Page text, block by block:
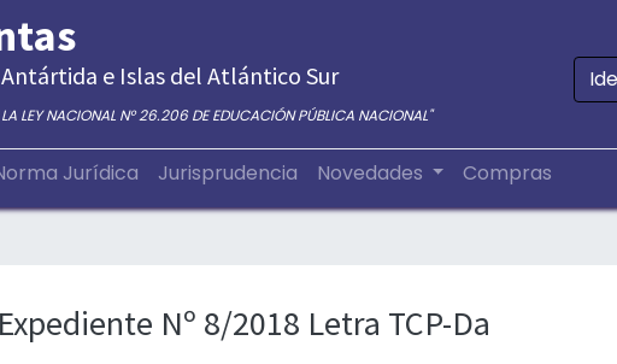
e Islas del Atlántico Sur
LEY NACIONAL N° 26.206 DE EDUCACIÓN PÚBLICA NACIONAL"
Jurídica Jurisprudencia Novedades Compras
Nº 8/2018 Letra TCP-Da